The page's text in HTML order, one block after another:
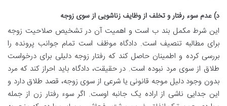
د) عدم سوء رفتار و تخلف از وظایف زناشویی از سوی زوجه
این شرط مکمل بند ب است و اهمیت آن در تشخیص صلاحیت زوجه
برای مطالبه تنصیف است. دادگاه موظف است تمام جوانب پرونده را
بررسی کرده و اطمینان حاصل کند که رفتار زوجه دلیلی برای درخواست
طلاق از سوی مرد نبوده است. در حقیقت، دادگاه باید احراز کند که مرد
بدون وجود دلیل موجه قانونی یا شرعی از سوی زوجه، قصد طلاق دارد و
این جدایی ناشی از اراده یک جانبه اوست. اگر سوء رفتار زن از جمله